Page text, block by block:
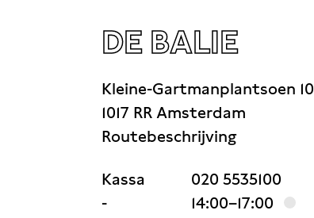
DE BALIE
Kleine-Gartmanplantsoen 10
1017 RR Amsterdam
Routebeschrijving
Kassa
020 5535100
-
14:00–17:00